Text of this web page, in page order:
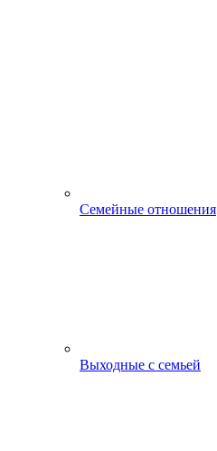
Семейные отношения
Выходные с семьей